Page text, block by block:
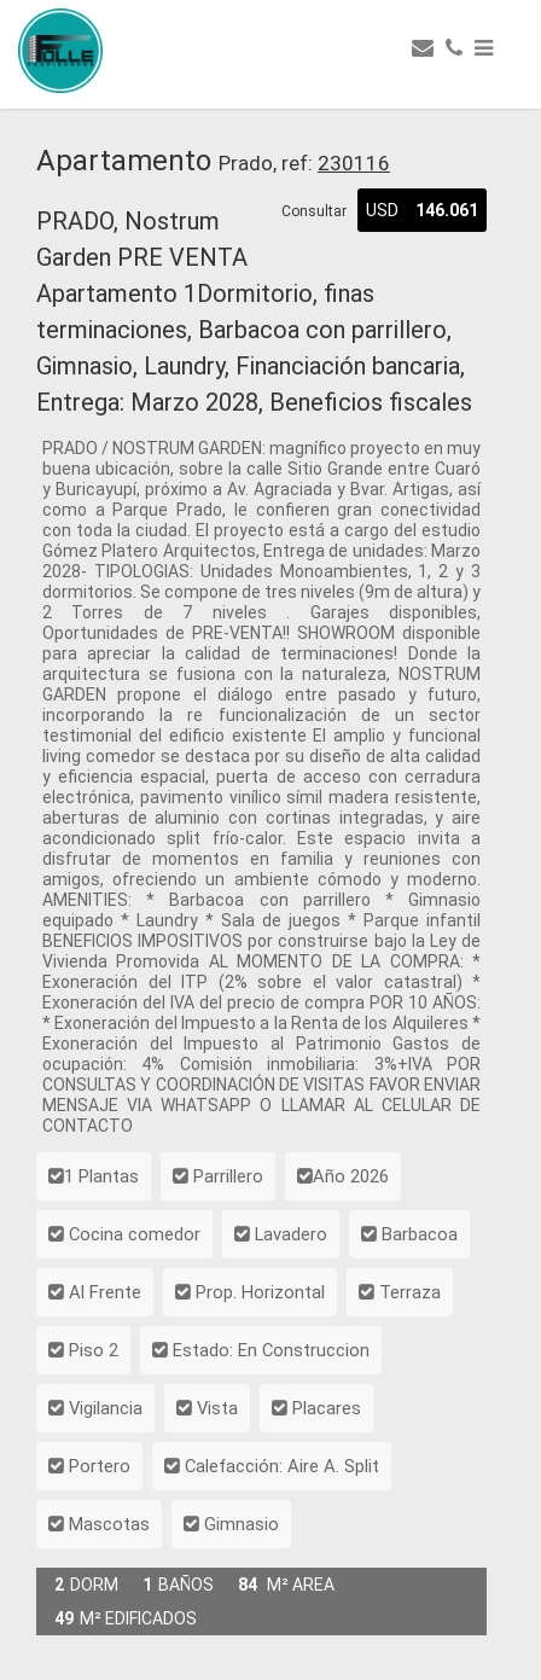
Apartamento Prado, ref: 230116
Consultar USD 146.061
PRADO, Nostrum
Garden PRE VENTA
Apartamento 1Dormitorio, finas
terminaciones, Barbacoa con parrillero,
Gimnasio, Laundry, Financiación bancaria,
Entrega: Marzo 2028, Beneficios fiscales
PRADO / NOSTRUM GARDEN: magnífico proyecto en muy
buena ubicación, sobre la calle Sitio Grande entre Cuaró
y Buricayupí, próximo a Av. Agraciada y Bvar. Artigas, así
como a Parque Prado, le confieren gran conectividad
con toda la ciudad. El proyecto está a cargo del estudio
Gómez Platero Arquitectos, Entrega de unidades: Marzo
2028- TIPOLOGIAS: Unidades Monoambientes, 1, 2 y 3
dormitorios. Se compone de tres niveles (9m de altura) y
2 Torres de 7 niveles . Garajes disponibles,
Oportunidades de PRE-VENTA!! SHOWROOM disponible
para apreciar la calidad de terminaciones! Donde la
arquitectura se fusiona con la naturaleza, NOSTRUM
GARDEN propone el diálogo entre pasado y futuro,
incorporando la re funcionalización de un sector
testimonial del edificio existente El amplio y funcional
living comedor se destaca por su diseño de alta calidad
y eficiencia espacial, puerta de acceso con cerradura
electrónica, pavimento vinílico símil madera resistente,
aberturas de aluminio con cortinas integradas, y aire
acondicionado split frío-calor. Este espacio invita a
disfrutar de momentos en familia y reuniones con
amigos, ofreciendo un ambiente cómodo y moderno.
AMENITIES: * Barbacoa con parrillero * Gimnasio
equipado * Laundry * Sala de juegos * Parque infantil
BENEFICIOS IMPOSITIVOS por construirse bajo la Ley de
Vivienda Promovida AL MOMENTO DE LA COMPRA: *
Exoneración del ITP (2% sobre el valor catastral) *
Exoneración del IVA del precio de compra POR 10 AÑOS:
* Exoneración del Impuesto a la Renta de los Alquileres *
Exoneración del Impuesto al Patrimonio Gastos de
ocupación: 4% Comisión inmobiliaria: 3%+IVA POR
CONSULTAS Y COORDINACIÓN DE VISITAS FAVOR ENVIAR
MENSAJE VIA WHATSAPP O LLAMAR AL CELULAR DE
CONTACTO
1 Plantas Parrillero Año 2026
Cocina comedor Lavadero Barbacoa
Al Frente Prop. Horizontal Terraza
Piso 2 Estado: En Construccion
Vigilancia Vista Placares
Portero Calefacción: Aire A. Split
Mascotas Gimnasio
2 DORM 1 BAÑOS 84
M² AREA
49 M² EDIFICADOS